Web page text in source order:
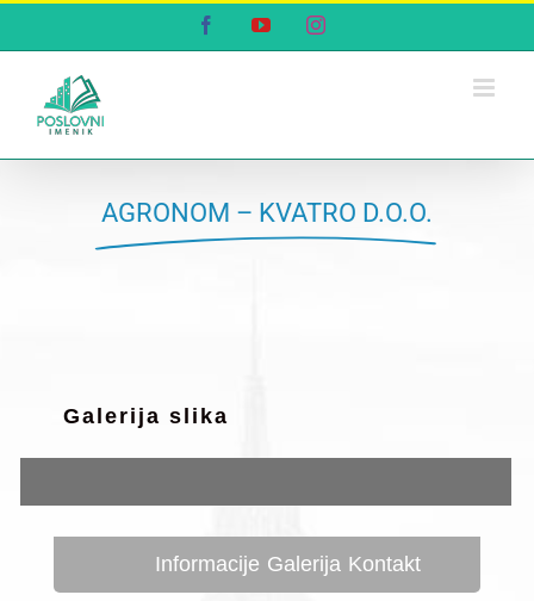
FacebookYouTubeInstagram
AGRONOM – KVATRO D.O.O.
Galerija slika
Informacije Galerija Kontakt